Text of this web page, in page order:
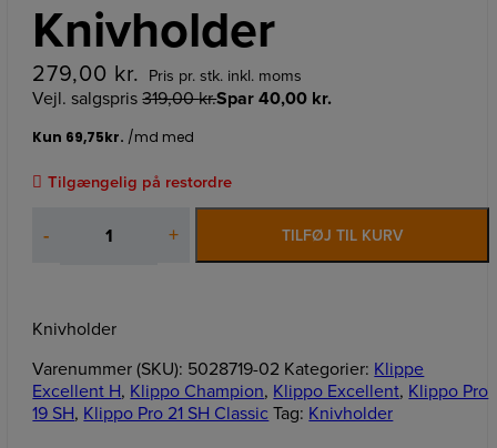
Knivholder
279,00 kr. Pris pr. stk. inkl. moms
Vejl. salgspris319,00kr.Spar40,00 kr.
Tilgængelig på restordre
-
antal
+ TILFØJ TIL KURV
Knivholder
Varenummer (SKU): 5028719-02 Kategorier: Klippe
Excellent H, Klippo Champion, Klippo Excellent, Klippo Pro
19 SH, Klippo Pro 21 SH Classic Tag: Knivholder